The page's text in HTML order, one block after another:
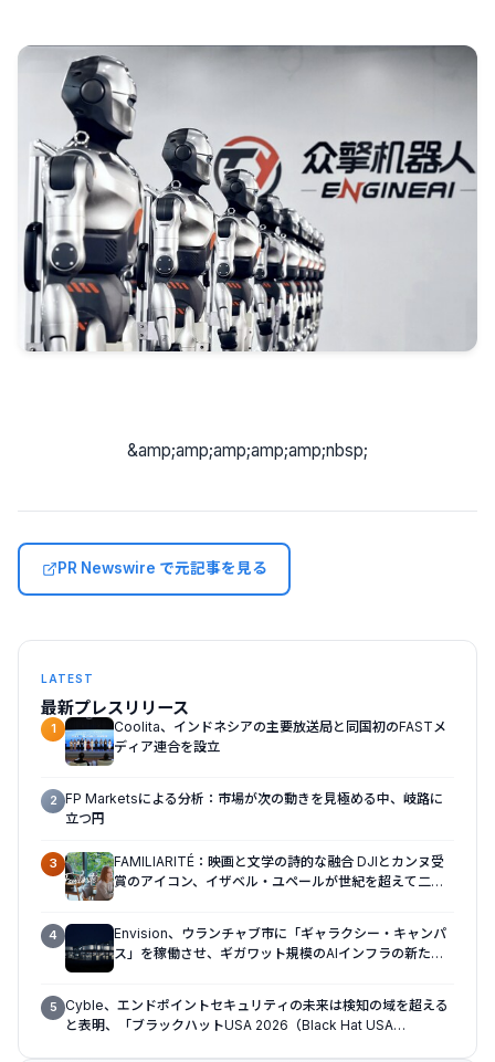
&amp;amp;amp;amp;amp;nbsp;
PR Newswire で元記事を見る
LATEST
最新プレスリリース
1
Coolita、インドネシアの主要放送局と同国初のFASTメ
ディア連合を設立
2 FP Marketsによる分析：市場が次の動きを見極める中、岐路に
立つ円
3
FAMILIARITÉ：映画と文学の詩的な融合 DJIとカンヌ受
賞のアイコン、イザベル・ユペールが世紀を超えて二人
4
Envision、ウランチャブ市に「ギャラクシー・キャンパ
ス」を稼働させ、ギガワット規模のAIインフラの新たな
5 Cyble、エンドポイントセキュリティの未来は検知の域を超える
と表明、「ブラックハットUSA 2026（Black Hat USA